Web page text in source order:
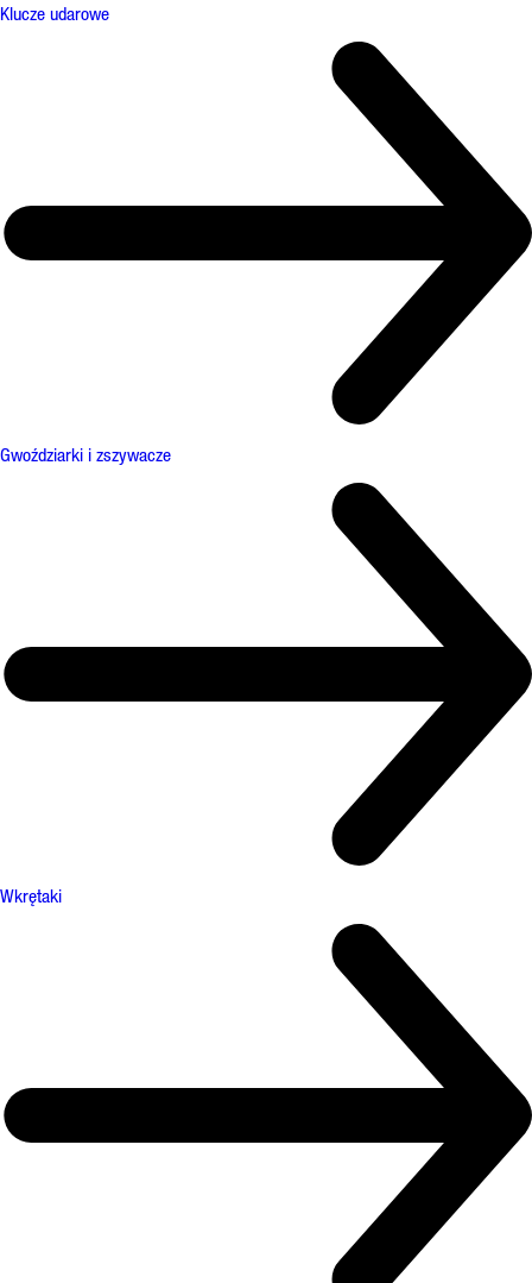
Klucze udarowe
Gwoździarki i zszywacze
Wkrętaki